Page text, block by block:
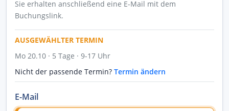
Sie erhalten anschließend eine E-Mail mit dem
Buchungslink.
AUSGEWÄHLTER TERMIN
Mo 20.10 · 5 Tage · 9-17 Uhr
Nicht der passende Termin? Termin ändern
E-Mail